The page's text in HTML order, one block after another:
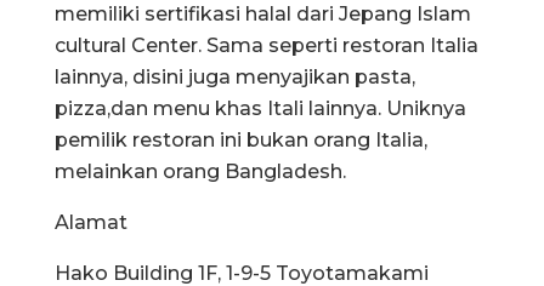
memiliki sertifikasi halal dari Jepang Islam
cultural Center. Sama seperti restoran Italia
lainnya, disini juga menyajikan pasta,
pizza,dan menu khas Itali lainnya. Uniknya
pemilik restoran ini bukan orang Italia,
melainkan orang Bangladesh.
Alamat
Hako Building 1F, 1-9-5 Toyotamakami